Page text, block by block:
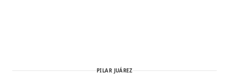
PILAR JUÁREZ